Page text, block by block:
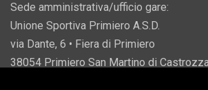
Sede amministrativa/ufficio gare:
Unione Sportiva Primiero A.S.D.
via Dante, 6 • Fiera di Primiero
38054 Primiero San Martino di